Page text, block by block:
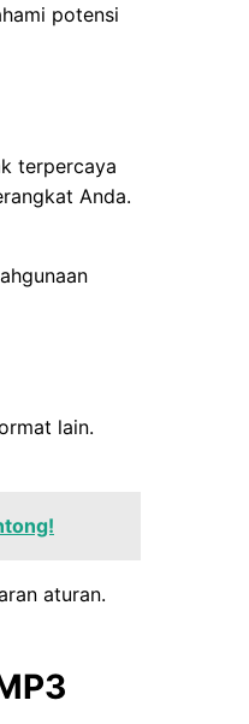
potensi
terpercaya
Anda.
lain.
aturan.